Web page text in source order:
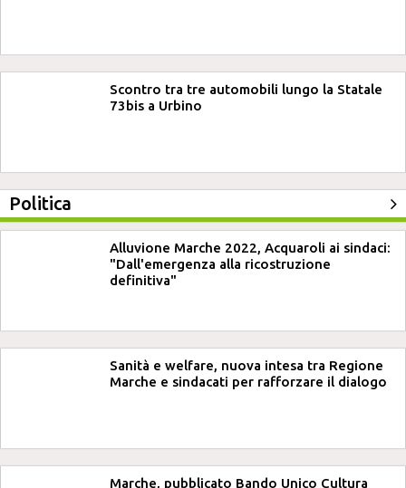
Scontro tra tre automobili lungo la Statale
73bis a Urbino
Politica
Alluvione Marche 2022, Acquaroli ai sindaci:
"Dall'emergenza alla ricostruzione
definitiva"
Sanità e welfare, nuova intesa tra Regione
Marche e sindacati per rafforzare il dialogo
Marche, pubblicato Bando Unico Cultura